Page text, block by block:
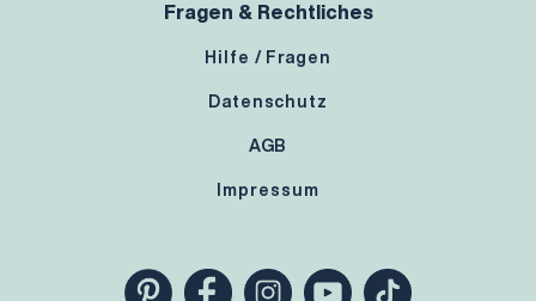
Fragen & Rechtliches
Hilfe / Fragen
Datenschutz
AGB
Impressum